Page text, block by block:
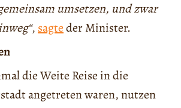
umsetzen, und zwar
, sagteder Minister.
die Weite Reise in die
angetreten waren, nutzen